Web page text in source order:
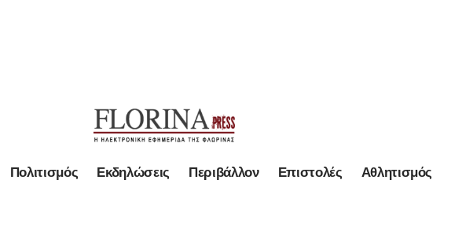
Πολιτισμός Εκδηλώσεις Περιβάλλον Επιστολές Αθλητισμός